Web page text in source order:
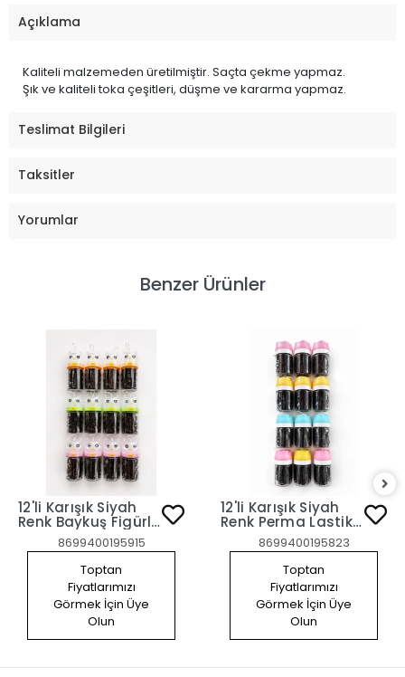
Açıklama
Kaliteli malzemeden üretilmiştir. Saçta çekme yapmaz.
Şık ve kaliteli toka çeşitleri, düşme ve kararma yapmaz.
Teslimat Bilgileri
Taksitler
Yorumlar
Benzer Ürünler
12'li Karışık Siyah
Renk Baykuş Figürlü
Perma Lastik Toka
Set
8699400195915
Toptan
Fiyatlarımızı
Görmek İçin Üye
Olun
12'li Karışık Siyah
Renk Perma Lastik
Toka Set8699400195823
Toptan
Fiyatlarımızı
Görmek İçin Üye
Olun